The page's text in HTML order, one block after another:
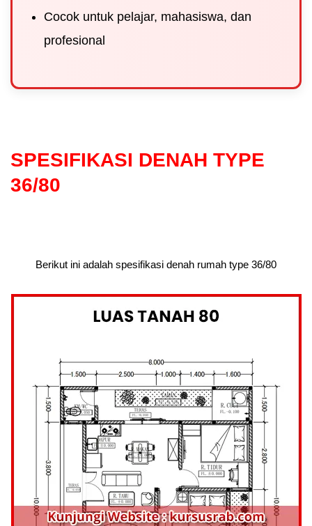
Cocok untuk pelajar, mahasiswa, dan
profesional
SPESIFIKASI DENAH TYPE
36/80
Berikut ini adalah spesifikasi denah rumah type 36/80